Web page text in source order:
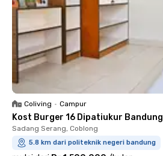
Coliving • Campur
Kost Burger 16 Dipatiukur Bandung
Sadang Serang, Coblong
5.8 km dari politeknik negeri bandung